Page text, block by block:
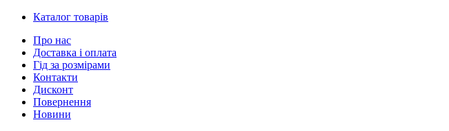
Каталог товарів
Про нас
Доставка і оплата
Гід за розмірами
Контакти
Дисконт
Повернення
Новини